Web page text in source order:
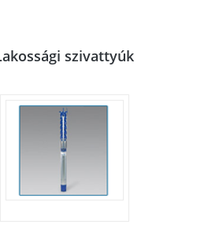
szivattyúk